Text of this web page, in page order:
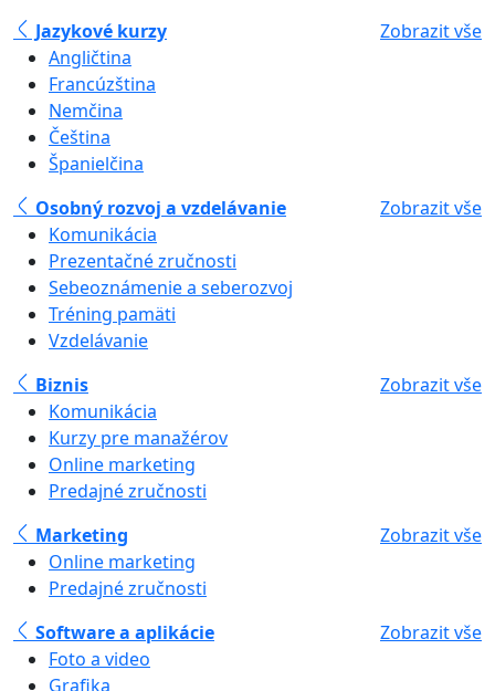
Jazykové kurzy
Zobrazit vše
Angličtina
Francúzština
Nemčina
Čeština
Španielčina
Osobný rozvoj a vzdelávanie
Zobrazit vše
Komunikácia
Prezentačné zručnosti
Sebeoznámenie a seberozvoj
Tréning pamäti
Vzdelávanie
Biznis
Zobrazit vše
Komunikácia
Kurzy pre manažérov
Online marketing
Predajné zručnosti
Marketing
Zobrazit vše
Online marketing
Predajné zručnosti
Software a aplikácie
Zobrazit vše
Foto a video
Grafika